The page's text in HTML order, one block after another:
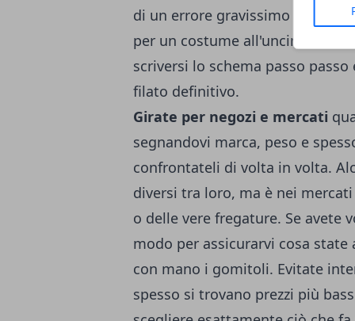
di un errore gravissimo che ho
per un costume all'uncinetto
scriversi lo schema passo
filato definitivo.
Girate per negozi e mercati
segnandovi marca, peso e
confrontateli di volta in volta.
diversi tra loro, ma è nei
o delle vere fregature. Se avete
modo per assicurarvi cosa
con mano i gomitoli. Evitate
spesso si trovano prezzi più